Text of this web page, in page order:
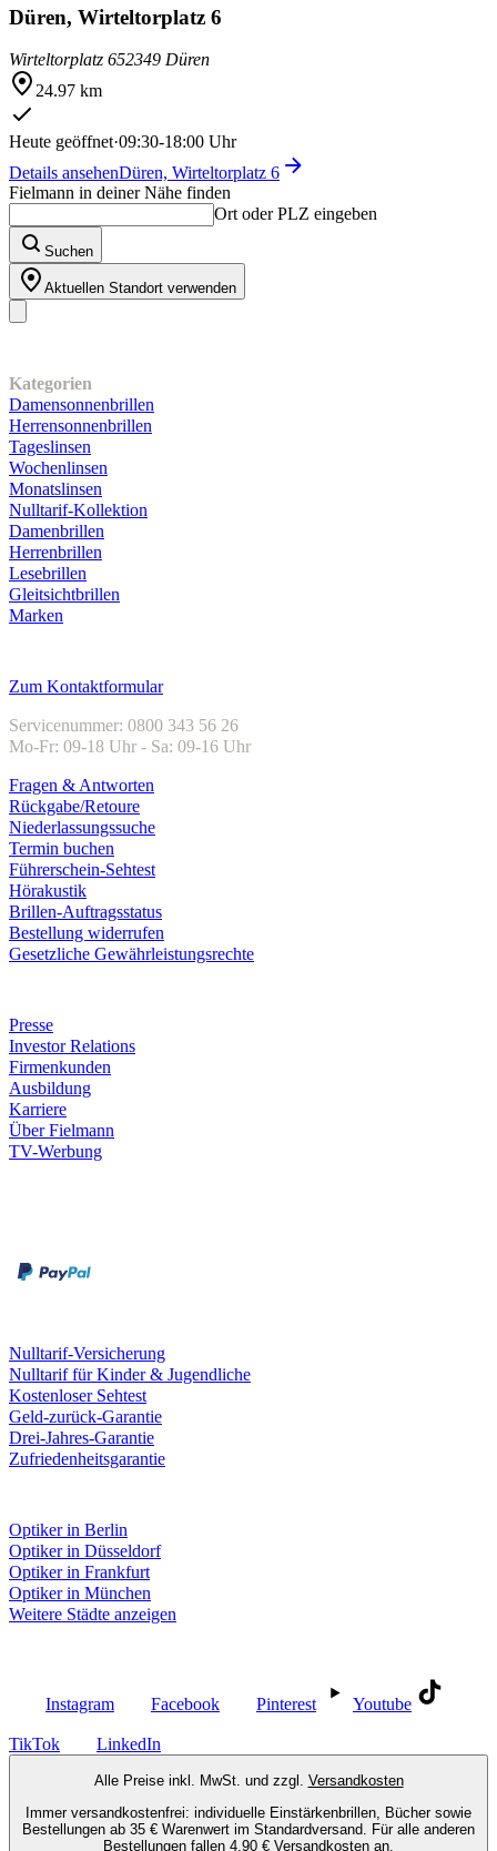
Düren, Wirteltorplatz 6
Wirteltorplatz 652349 Düren
24.97 km
Heute geöffnet·09:30-18:00 Uhr
Details ansehenDüren, Wirteltorplatz 6
Fielmann in deiner Nähe finden
Ort oder PLZ eingeben
Suchen
Aktuellen Standort verwenden
Kategorien
Damensonnenbrillen
Herrensonnenbrillen
Tageslinsen
Wochenlinsen
Monatslinsen
Nulltarif-Kollektion
Damenbrillen
Herrenbrillen
Lesebrillen
Gleitsichtbrillen
Marken
Zum Kontaktformular
Servicenummer: 0800 343 56 26
Mo-Fr: 09-18 Uhr - Sa: 09-16 Uhr
Fragen & Antworten
Rückgabe/Retoure
Niederlassungssuche
Termin buchen
Führerschein-Sehtest
Hörakustik
Brillen-Auftragsstatus
Bestellung widerrufen
Gesetzliche Gewährleistungsrechte
Presse
Investor Relations
Firmenkunden
Ausbildung
Karriere
Über Fielmann
TV-Werbung
Nulltarif-Versicherung
Nulltarif für Kinder & Jugendliche
Kostenloser Sehtest
Geld-zurück-Garantie
Drei-Jahres-Garantie
Zufriedenheitsgarantie
Optiker in Berlin
Optiker in Düsseldorf
Optiker in Frankfurt
Optiker in München
Weitere Städte anzeigen
Instagram Facebook Pinterest Youtube
TikTok LinkedIn
Alle Preise inkl. MwSt. und zzgl. Versandkosten
Immer versandkostenfrei: individuelle Einstärkenbrillen, Bücher sowie
Bestellungen ab 35 € Warenwert im Standardversand. Für alle anderen
Bestellungen fallen 4,90 € Versandkosten an.